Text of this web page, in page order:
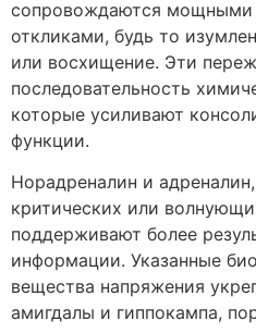
сопровождаются мощными
откликами, будь то
или восхищение. Эти
последовательность
которые усиливают
функции.
Норадреналин и
критических или
поддерживают более
информации. Указанные
вещества напряжения
амигдалы и гиппокампа,